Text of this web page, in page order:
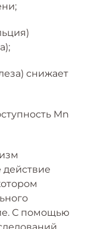
снижает
Mn
действие
С помощью